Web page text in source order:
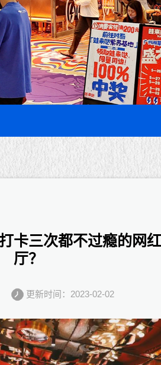
卡三次都不过瘾的网
厅？
更新时间：2023-02-02